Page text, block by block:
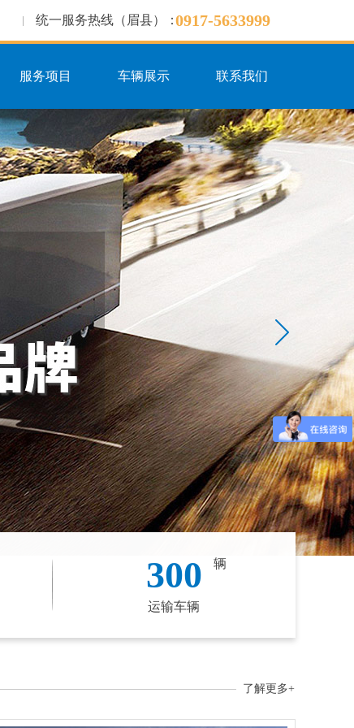
0917-5633999
统一服务热线（眉县）：
服务项目 车辆展示 联系我们
300 辆
运输车辆
了解更多+